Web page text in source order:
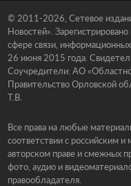
© 2011-2026, Сетевое
Новостей».
сфере связи,
26 июня 2015 года.
Соучредители: АО
Правительство Орловской
Т.В.
Все права на любые
соответствии с российским
авторском праве и смежных
фото, аудио и
правообладателя.